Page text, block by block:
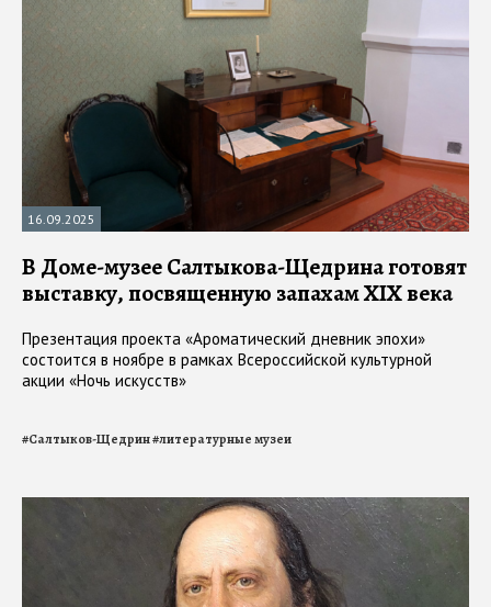
16.09.2025
В Доме-музее Салтыкова-Щедрина готовят
выставку, посвященную запахам XIX века
Презентация проекта «Ароматический дневник эпохи»
состоится в ноябре в рамках Всероссийской культурной
акции «Ночь искусств»
#Салтыков-Щедрин#литературные музеи